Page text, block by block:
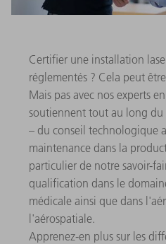
Certifier une installation
réglementés ? Cela peut
Mais pas avec nos experts
soutiennent tout au long du
– du conseil technologique
maintenance dans la
particulier de notre savoir-
qualification dans le
médicale ainsi que dans
l'aérospatiale.
Apprenez-en plus sur les